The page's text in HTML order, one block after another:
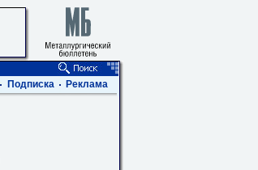
Подписка Реклама